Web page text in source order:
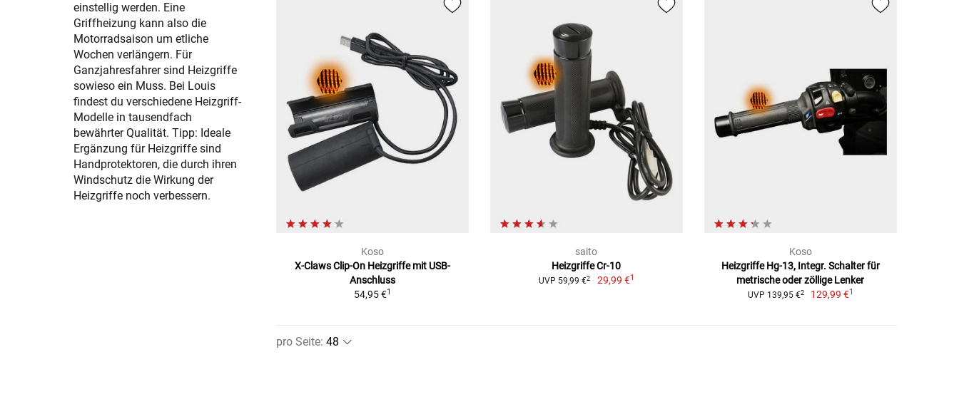
einstellig werden. Eine
Griffheizung kann also die
Motorradsaison um etliche
Wochen verlängern. Für
Ganzjahresfahrer sind Heizgriffe
sowieso ein Muss. Bei Louis
findest du verschiedene Heizgriff-
Modelle in tausendfach
bewährter Qualität. Tipp: Ideale
Ergänzung für Heizgriffe sind
Handprotektoren, die durch ihren
Windschutz die Wirkung der
Heizgriffe noch verbessern.
Koso
X-Claws Clip-On Heizgriffe mit USB-
Anschluss
54,95 €1
saito
Heizgriffe Cr-10
UVP 59,99 €2 29,99 €1
Koso
Heizgriffe Hg-13, Integr. Schalter für
metrische oder zöllige Lenker
UVP 139,95 €2 129,99 €1
pro Seite: